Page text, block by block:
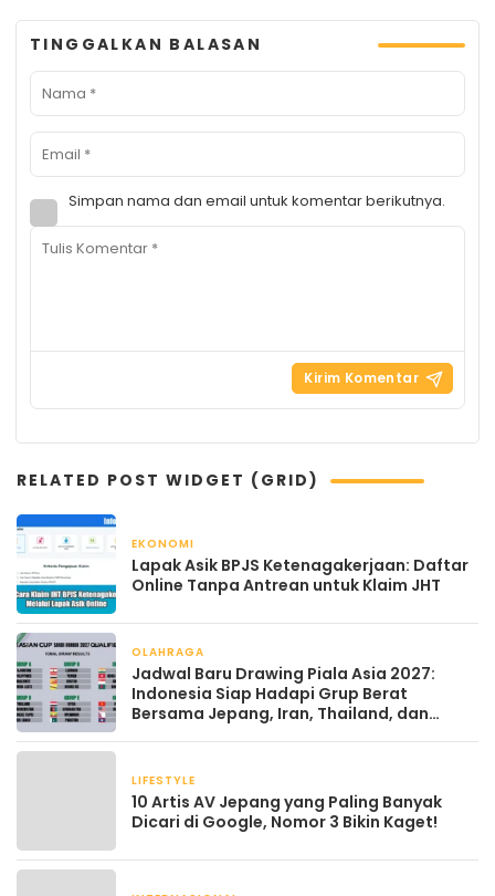
TINGGALKAN BALASAN
Simpan nama dan email untuk komentar berikutnya.
RELATED POST WIDGET (GRID)
EKONOMI
Lapak Asik BPJS Ketenagakerjaan: Daftar
Online Tanpa Antrean untuk Klaim JHT
OLAHRAGA
Jadwal Baru Drawing Piala Asia 2027:
Indonesia Siap Hadapi Grup Berat
Bersama Jepang, Iran, Thailand, dan
LIFESTYLE
10 Artis AV Jepang yang Paling Banyak
Dicari di Google, Nomor 3 Bikin Kaget!